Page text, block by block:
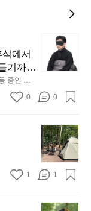
에서
기까지
때는
을 조
.  이
이 됩
중인 차
간이 있
커튼을
밤이 됩
내
내
방
서
도
자
속
서
0 0
첫
모
토
솔
캠
☺️
1 1
이